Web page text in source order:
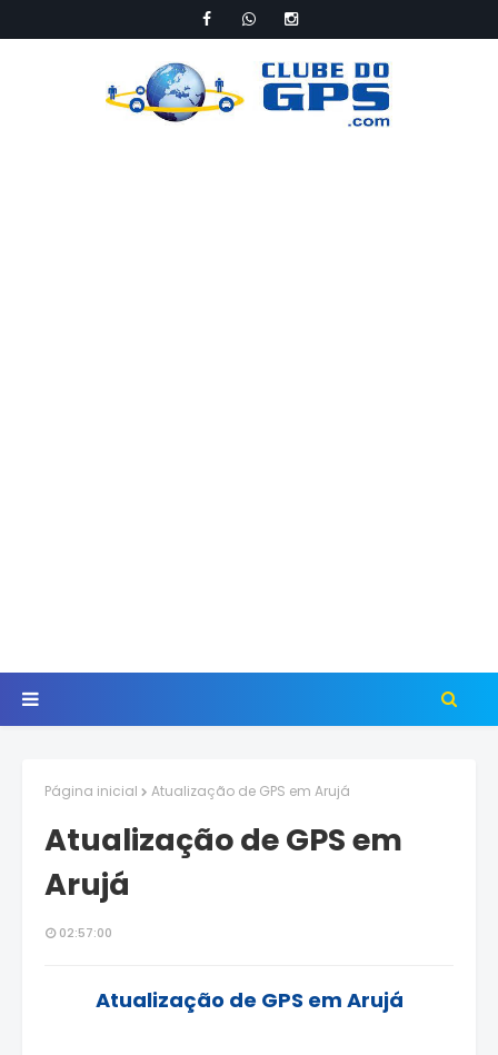
Página inicial Atualização de GPS em Arujá
Atualização de GPS em
Arujá
02:57:00
Atualização de GPS em Arujá